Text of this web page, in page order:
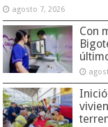
agosto 7, 2026
Con